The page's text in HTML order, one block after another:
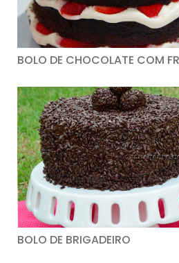
BOLO DE CHOCOLATE COM
BOLO DE BRIGADEIRO